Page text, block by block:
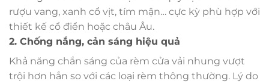
rượu vang, xanh cổ vịt, tím mận… cực kỳ phù hợp với
thiết kế cổ điển hoặc châu Âu.
2. Chống nắng, cản sáng hiệu quả
Khả năng chắn sáng của rèm cửa vải nhung vượt
trội hơn hẳn so với các loại rèm thông thường. Lý do